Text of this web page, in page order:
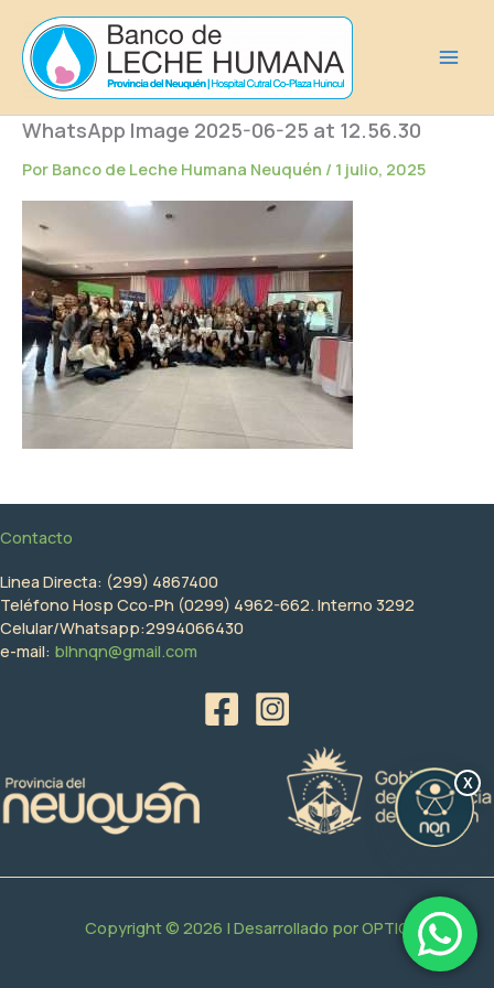
contenido
WhatsApp Image 2025-06-25 at 12.56.30
Por Banco de Leche Humana Neuquén / 1 julio, 2025
Contacto
Linea Directa: (299) 4867400
Teléfono Hosp Cco-Ph (0299) 4962-662. Interno 3292
Celular/Whatsapp:2994066430
e-mail: blhnqn@gmail.com
Copyright © 2026 | Desarrollado porOPTIC
X